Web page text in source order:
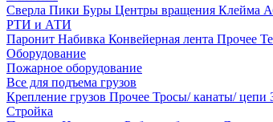
Сверла Пики Буры Центры вращения Клейма
РТИ и АТИ
Паронит Набивка Конвейерная лента Прочее
Оборудование
Пожарное оборудование
Все для подъема грузов
Крепление грузов Прочее Тросы/ канаты/ цепи
Стройка